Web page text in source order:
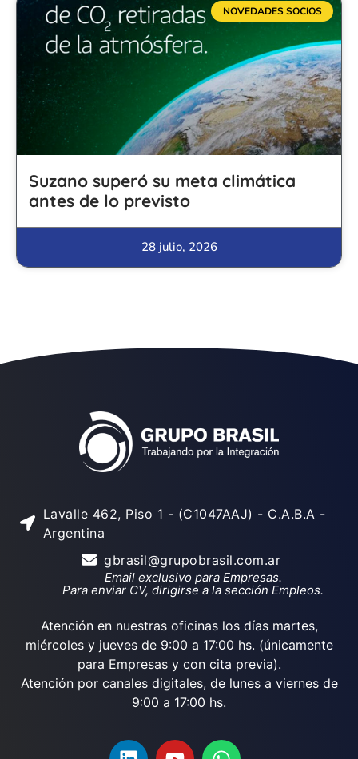
NOVEDADES SOCIOS
Suzano superó su meta climática
antes de lo previsto
28 julio, 2026
Lavalle 462, Piso 1 - (C1047AAJ) - C.A.B.A -
Argentina
gbrasil@grupobrasil.com.ar
Email exclusivo para Empresas.
Para enviar CV, dirigirse a la sección Empleos.
Atención en nuestras oficinas los días martes,
miércoles y jueves de 9:00 a 17:00 hs. (únicamente
para Empresas y con cita previa).
Atención por canales digitales, de lunes a viernes de
9:00 a 17:00 hs.